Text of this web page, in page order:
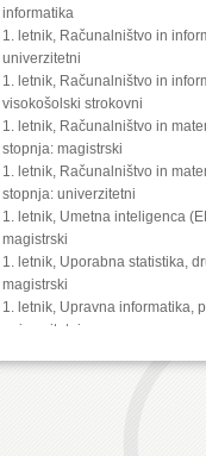
informatika
1. letnik, Računalništvo in
univerzitetni
1. letnik, Računalništvo in
visokošolski strokovni
1. letnik, Računalništvo in
stopnja: magistrski
1. letnik, Računalništvo in
stopnja: univerzitetni
1. letnik, Umetna inteligenca
magistrski
1. letnik, Uporabna statistika,
magistrski
1. letnik, Upravna informatika,
univerzitetni